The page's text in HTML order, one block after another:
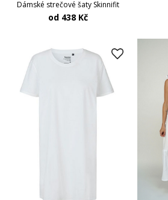
Dámské strečové šaty Skinnifit
od 438 Kč